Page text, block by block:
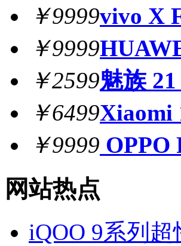
￥9999vivo X
￥9999
￥2599魅族
￥6499Xiaomi
￥9999 OPPO
网站热点
iQOO 9系列超